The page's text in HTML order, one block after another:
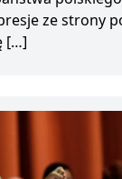
ze strony
[…]